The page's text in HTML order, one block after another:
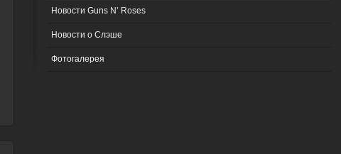
Новости Guns N’ Roses
Новости о Слэше
Фотогалерея